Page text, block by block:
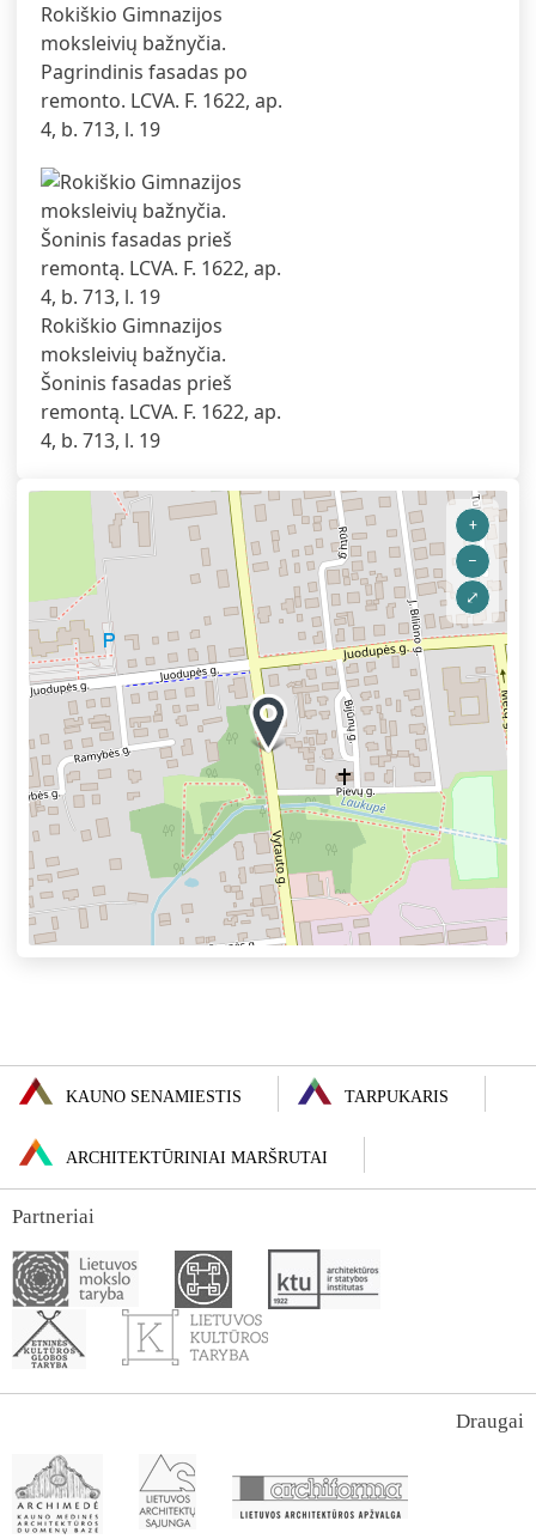
Rokiškio Gimnazijos
moksleivių bažnyčia.
Pagrindinis fasadas po
remonto. LCVA. F. 1622, ap.
4, b. 713, l. 19
Rokiškio Gimnazijos
moksleivių bažnyčia.
Šoninis fasadas prieš
remontą. LCVA. F. 1622, ap.
4, b. 713, l. 19
+
–
⤢
KAUNO SENAMIESTIS TARPUKARIS
ARCHITEKTŪRINIAI MARŠRUTAI
Partneriai
Draugai